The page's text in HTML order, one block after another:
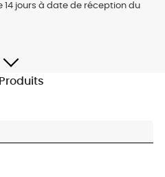
14 jours à date de réception du